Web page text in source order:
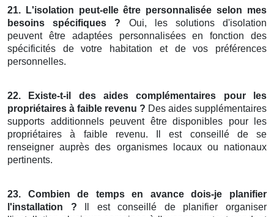
21. L'isolation peut-elle être personnalisée selon mes
besoins spécifiques ? Oui, les solutions d'isolation
peuvent être adaptées personnalisées en fonction des
spécificités de votre habitation et de vos préférences
personnelles.
22. Existe-t-il des aides complémentaires pour les
propriétaires à faible revenu ? Des aides supplémentaires
supports additionnels peuvent être disponibles pour les
propriétaires à faible revenu. Il est conseillé de se
renseigner auprès des organismes locaux ou nationaux
pertinents.
23. Combien de temps en avance dois-je planifier
l'installation ? Il est conseillé de planifier organiser